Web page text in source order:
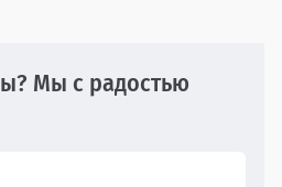
Мы с радостью